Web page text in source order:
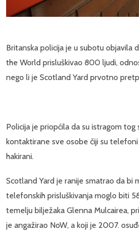
Britanska policija je u subotu objavila
the World prisluškivao 800 ljudi,
nego li je Scotland Yard prvotno
Policija je priopćila da su istragom tog
kontaktirane sve osobe čiji su
hakirani.
Scotland Yard je ranije smatrao da bi
telefonskih prisluškivanja moglo biti
temelju bilježaka Glenna Mulcairea,
je angažirao NoW, a koji je 2007.